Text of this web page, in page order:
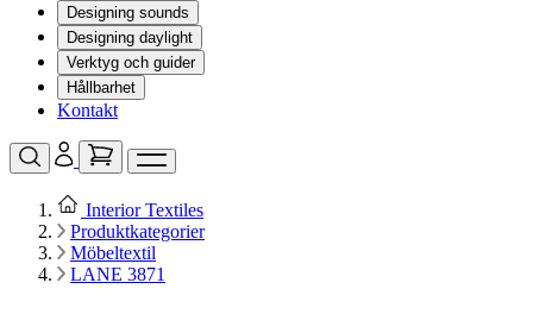
Designing sounds
Designing daylight
Verktyg och guider
Hållbarhet
Kontakt
Interior Textiles
Produktkategorier
Möbeltextil
LANE 3871